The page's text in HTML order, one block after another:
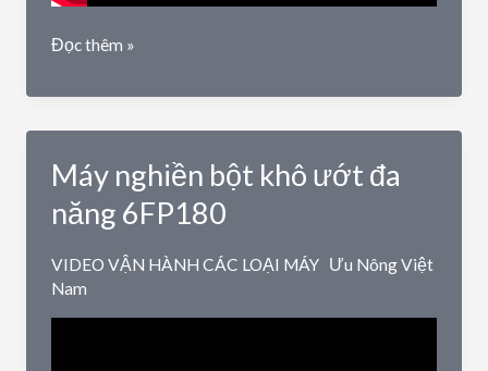
Máy
gạo
bản
đặc
biệt
chức
Đọc thêm »
Máy nghiền bột khô ướt đa
năng 6FP180
VIDEO VẬN HÀNH CÁC LOẠI MÁY Ưu Nông Việt
Nam